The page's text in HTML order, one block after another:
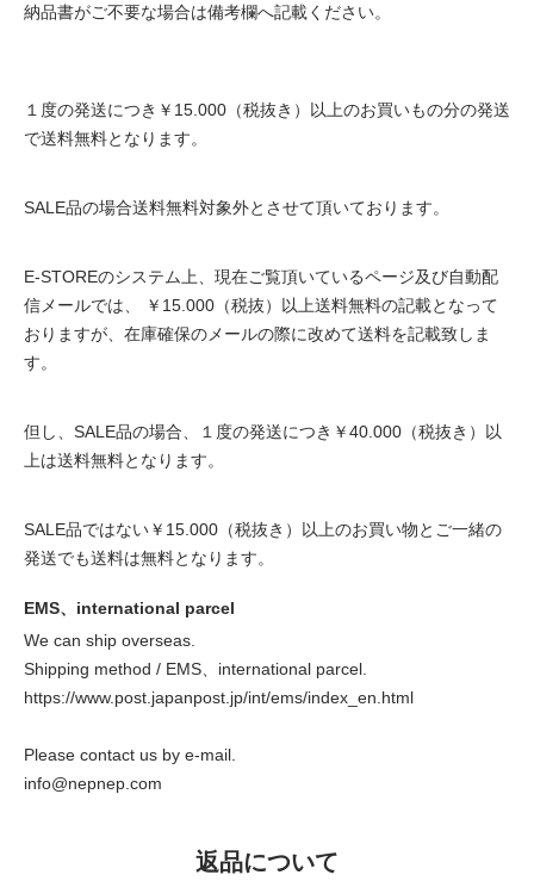
納品書がご不要な場合は備考欄へ記載ください。
１度の発送につき￥15.000（税抜き）以上のお買いもの分の発送
で送料無料となります。
SALE品の場合送料無料対象外とさせて頂いております。
E-STOREのシステム上、現在ご覧頂いているページ及び自動配
信メールでは、 ￥15.000（税抜）以上送料無料の記載となって
おりますが、在庫確保のメールの際に改めて送料を記載致しま
す。
但し、SALE品の場合、１度の発送につき￥40.000（税抜き）以
上は送料無料となります。
SALE品ではない￥15.000（税抜き）以上のお買い物とご一緒の
発送でも送料は無料となります。
EMS、international parcel
We can ship overseas.
Shipping method / EMS、international parcel.
https://www.post.japanpost.jp/int/ems/index_en.html
Please contact us by e-mail.
info@nepnep.com
返品について